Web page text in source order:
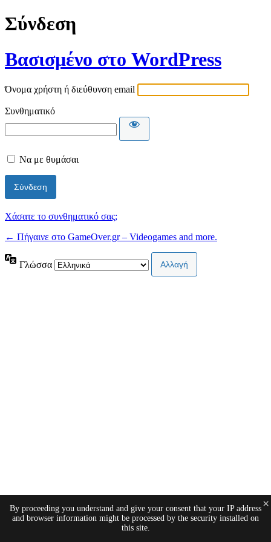
Σύνδεση
Βασισμένο στο WordPress
Όνομα χρήστη ή διεύθυνση email
Συνθηματικό
Να με θυμάσαι
Χάσατε το συνθηματικό σας;
← Πήγαινε στο GameOver.gr – Videogames and more.
Γλώσσα
By proceeding you understand and give your consent that your IP address
and browser information might be processed by the security installed on
this site.
×